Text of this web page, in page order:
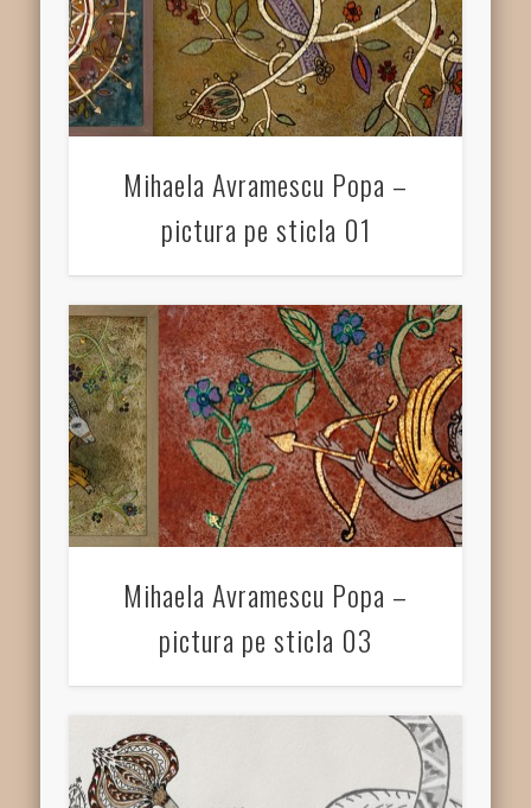
Mihaela Avramescu Popa –
pictura pe sticla 01
Mihaela Avramescu Popa –
pictura pe sticla 03